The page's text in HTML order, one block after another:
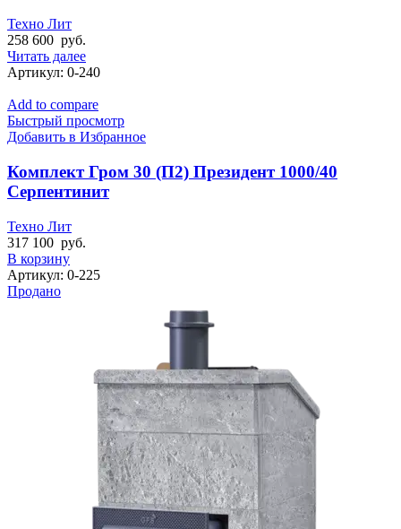
Техно Лит
258 600 руб.
Читать далее
Артикул: 0-240
Add to compare
Быстрый просмотр
Добавить в Избранное
Комплект Гром 30 (П2) Президент 1000/40
Серпентинит
Техно Лит
317 100 руб.
В корзину
Артикул: 0-225
Продано